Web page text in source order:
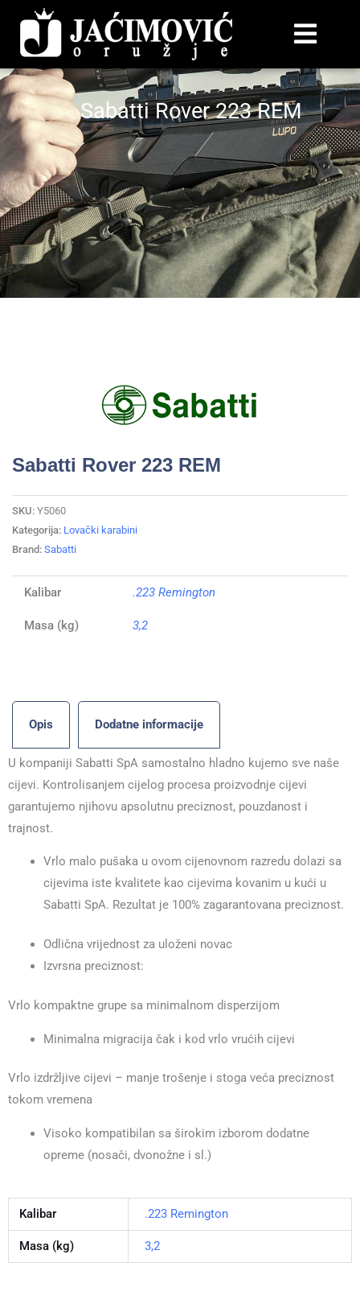
Sabatti Rover 223 REM
Sabatti Rover 223 REM
SKU: Y5060
Kategorija: Lovački karabini
Brand: Sabatti
Kalibar .223 Remington
Masa (kg) 3,2
Opis Dodatne informacije
U kompaniji Sabatti SpA samostalno hladno kujemo sve naše
cijevi. Kontrolisanjem cijelog procesa proizvodnje cijevi
garantujemo njihovu apsolutnu preciznost, pouzdanost i
trajnost.
Vrlo malo pušaka u ovom cijenovnom razredu dolazi sa
cijevima iste kvalitete kao cijevima kovanim u kući u
Sabatti SpA. Rezultat je 100% zagarantovana preciznost.
Odlična vrijednost za uloženi novac
Izvrsna preciznost:
Vrlo kompaktne grupe sa minimalnom disperzijom
Minimalna migracija čak i kod vrlo vrućih cijevi
Vrlo izdržljive cijevi – manje trošenje i stoga veća preciznost
tokom vremena
Visoko kompatibilan sa širokim izborom dodatne
opreme (nosači, dvonožne i sl.)
Kalibar .223 Remington
Masa (kg) 3,2